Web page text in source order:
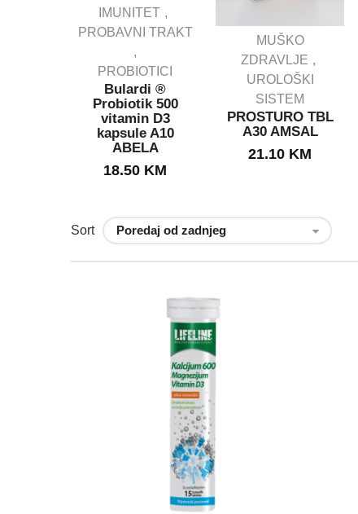
IMUNITET
PROBAVNI TRAKT
PROBIOTICI
Bulardi ®
Probiotik 500
vitamin D3
kapsule A10
ABELA
18.50 KM
MUŠKO
ZDRAVLJE
UROLOŠKI
SISTEM
PROSTURO TBL
A30 AMSAL
21.10 KM
Sort